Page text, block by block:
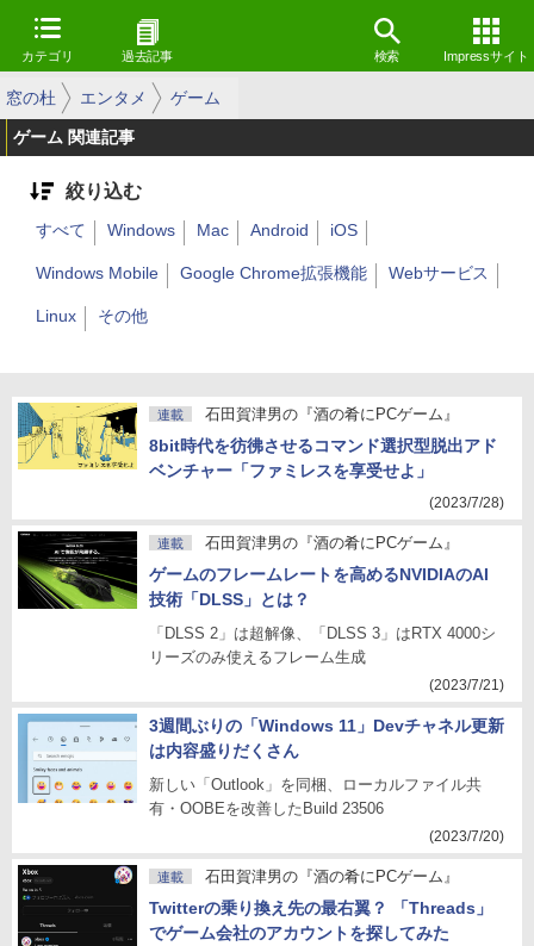
カテゴリ 過去記事 検索 Impressサイト
窓の杜 エンタメ ゲーム
ゲーム 関連記事
絞り込む
すべて Windows Mac Android iOS
Windows Mobile Google Chrome拡張機能 Webサービス
Linux その他
連載 石田賀津男の『酒の肴にPCゲーム』
8bit時代を彷彿させるコマンド選択型脱出アド
ベンチャー「ファミレスを享受せよ」
(2023/7/28)
連載 石田賀津男の『酒の肴にPCゲーム』
ゲームのフレームレートを高めるNVIDIAのAI
技術「DLSS」とは？
「DLSS 2」は超解像、「DLSS 3」はRTX 4000シ
リーズのみ使えるフレーム生成
(2023/7/21)
3週間ぶりの「Windows 11」Devチャネル更新
は内容盛りだくさん
新しい「Outlook」を同梱、ローカルファイル共
有・OOBEを改善したBuild 23506
(2023/7/20)
連載 石田賀津男の『酒の肴にPCゲーム』
Twitterの乗り換え先の最右翼？ 「Threads」
でゲーム会社のアカウントを探してみた